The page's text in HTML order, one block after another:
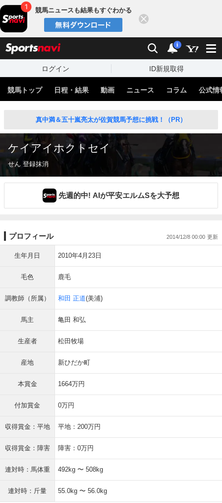
競馬ニュースも結果もすぐわかる
検索 通知
i
ログイン ID新規取得
競馬トップ 日程・結果 動画 ニュース コラム 公式情
真中満＆五十嵐亮太が佐賀競馬予想に挑戦！（PR）
ケイアイホクトセイ
せん 登録抹消
先週的中! AIが平安エルムSを大予想
プロフィール 2014/12/8 00:00
生年月日 2010年4月23日
毛色 鹿毛
調教師（所属） 和田 正道(美浦)
馬主 亀田 和弘
生産者 松田牧場
産地 新ひだか町
本賞金 1664万円
付加賞金 0万円
収得賞金：平地 平地：200万円
収得賞金：障害 障害：0万円
連対時：馬体重 492kg 〜 508kg
連対時：斤量 55.0kg 〜 56.0kg